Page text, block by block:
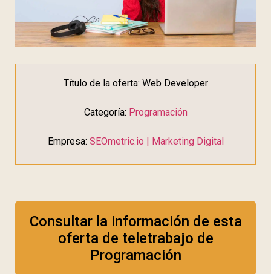
Título de la oferta: Web Developer
Categoría: Programación
Empresa: SEOmetric.io | Marketing Digital
Consultar la información de esta
oferta de teletrabajo de
Programación